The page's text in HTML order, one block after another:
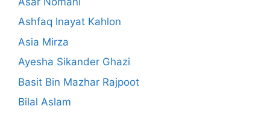
Ashfaq Inayat Kahlon
Asia Mirza
Ayesha Sikander Ghazi
Basit Bin Mazhar Rajpoot
Bilal Aslam